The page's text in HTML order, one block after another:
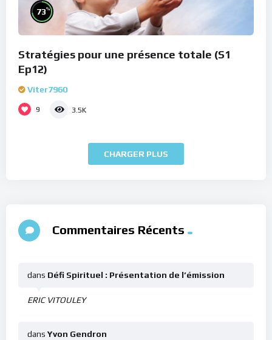
73%
Stratégies pour une présence totale (S1
Ep12)
Viter7960
9 3.5K
CHARGER PLUS
Commentaires Récents
ERIC VITOULEY
dans Défi Spirituel : Présentation de l’émission
dans Yvon Gendron